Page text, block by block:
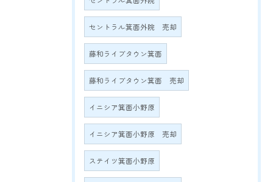
セントラル箕面外院 売却
藤和ライブタウン箕面
藤和ライブタウン箕面 売却
イニシア箕面小野原
イニシア箕面小野原 売却
ステイツ箕面小野原